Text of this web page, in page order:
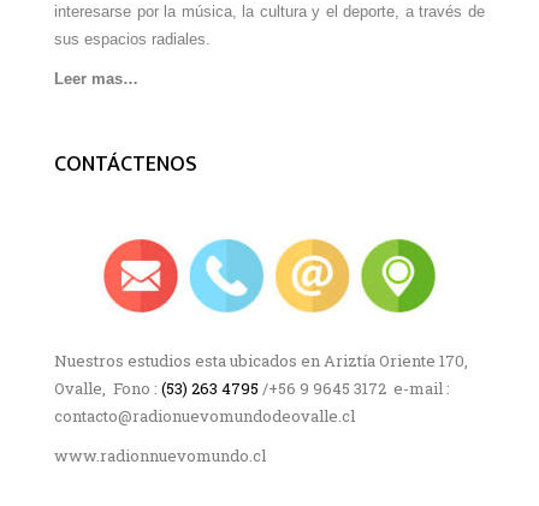
interesarse por la música, la cultura y el deporte, a través de
sus espacios radiales.
Leer mas…
CONTÁCTENOS
Nuestros estudios esta ubicados en Ariztía Oriente 170,
Ovalle, Fono : (53) 263 4795 /+56 9 9645 3172 e-mail :
contacto@radionuevomundodeovalle.cl
www.radionnuevomundo.cl